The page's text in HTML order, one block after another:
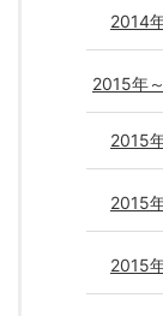
2014
2015年
2015
2015
2015